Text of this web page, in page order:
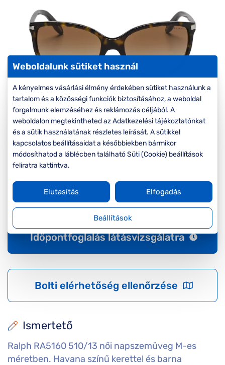
szemüvegekre
Seen Belépőár
ajánlat
Ismertető
Ralph RA5160 510/13 női napszemüveg M-es
méretben. Havana színű kerettel és barna
Ár: 42.390 Ft
Méret: M 57/17/135 Mi a méretem?
Időpontfoglalás látásvizsgálatra
Bolti elérhetőség ellenőrzése
Weboldalunk sütiket használ
A kényelmes vásárlási élmény érdekében sütiket használunk a
tartalom és a közösségi funkciók biztosításához, a weboldal
forgalmunk elemzéséhez és reklámozás céljából. A
weboldalon megtekintheted az Adatkezelési tájékoztatónkat
és a sütik használatának részletes leírását. A sütikkel
kapcsolatos beállításaidat a későbbiekben bármikor
módosíthatod a láblécben található Süti (Cookie) beállítások
feliratra kattintva.
Beállítások
Elutasítás Elfogadás